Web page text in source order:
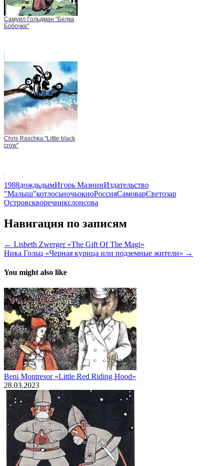
Самуил Гольдман "Белка
Бобочка"
Chris Raschka "Little black
crow"
1988дождьдымИгорь МазнинИздательство
"Малыш"котлосьночьокноРоссияСамоварСветозар
Островскворечникслонсова
Навигация по записям
← Lisbeth Zwerger «The Gift Of The Magi»
Ника Гольц «Черная курица или подземные жители» →
You might also like
Beni Montresor «Little Red Riding Hood»
28.03.2023